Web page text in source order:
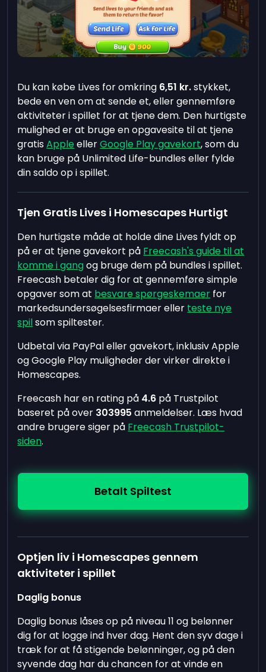
Du kan købe Lives for omkring 6,51 kr.stykket,
bede en ven om at sende et, eller gennemføre
aktiviteter i spillet for at tjene dem. Den hurtigste
mulighed er at bruge en opgavesite til at tjene
gratisApple ellerGoogle Play gavekort, som du
kan bruge på Unlimited Life-bundles eller fylde
din saldo op i spillet.
Tjen Gratis Lives i Homescapes Hurtigt
Den hurtigste måde at holde dine Lives fyldt op
på er at tjene gavekort på Freecash's guide til at
komme i gangog bruge dem på bundles i spillet.
Freecash betaler dig for at gennemføre simple
opgaver som at besvare spørgeskemaer for
markedsundersøgelsesfirmaer eller teste nye
spilsom spiltester.
Udbetal via PayPal eller gavekort, inklusiv Apple
og Google Play muligheder der virker direkte i
Homescapes.
Freecash har en rating på 4.6 på Trustpilot
baseret på over 303995 anmeldelser. Læs hvad
andre brugere siger på Freecash Trustpilot-
siden.
Betalt Spiltest
Optjen liv i Homescapes gennem
aktiviteter i spillet
Daglig bonus
Daglig bonus låses op på niveau 11 og belønner
dig for at logge ind hver dag. Hent den syv dage i
træk for at få stigende belønninger, og på den
syvende dag har du chancen for at vinde en